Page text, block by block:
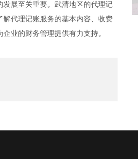
展至关重要。武清地区的代理记
代理记账服务的基本内容、收费
业的财务管理提供有力支持。